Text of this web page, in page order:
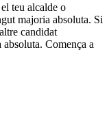
teu alcalde o
majoria absoluta. Si
candidat
Comença a